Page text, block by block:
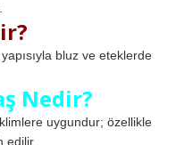
bluz ve eteklerde
Nedir?
uygundur; özellikle
edilir.